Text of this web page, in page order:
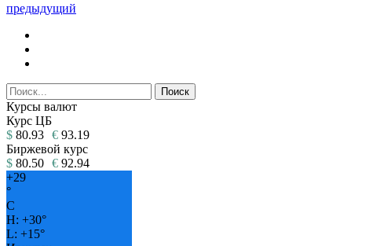
предыдущий
Курсы валют
Курс ЦБ
$ 80.93 € 93.19
Биржевой курс
$ 80.50 € 92.94
+29
°
C
H: +30°
L: +15°